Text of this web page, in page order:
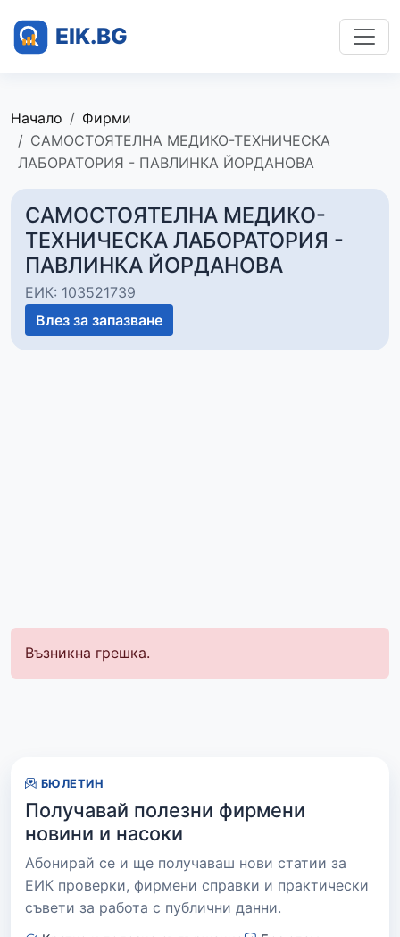
Начало
Фирми
САМОСТОЯТЕЛНА МЕДИКО-ТЕХНИЧЕСКА
ЛАБОРАТОРИЯ - ПАВЛИНКА ЙОРДАНОВА
САМОСТОЯТЕЛНА МЕДИКО-
ТЕХНИЧЕСКА ЛАБОРАТОРИЯ -
ПАВЛИНКА ЙОРДАНОВА
ЕИК: 103521739
Влез за запазване
Възникна грешка.
БЮЛЕТИН
Получавай полезни фирмени
новини и насоки
Абонирай се и ще получаваш нови статии за
ЕИК проверки, фирмени справки и практически
съвети за работа с публични данни.